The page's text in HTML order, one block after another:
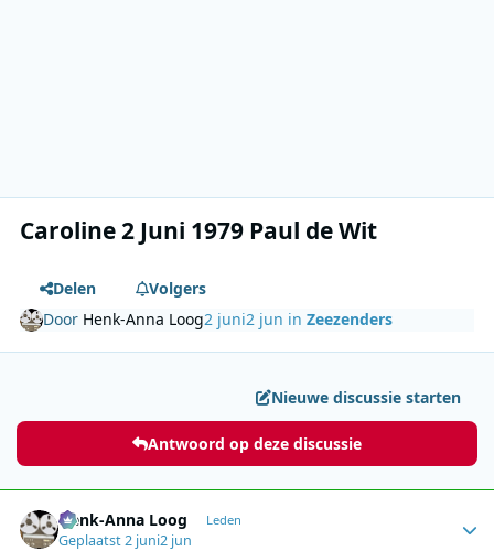
Caroline 2 Juni 1979 Paul de Wit
Delen
Volgers
Door Henk-Anna Loog2 juni2 jun inZeezenders
Nieuwe discussie starten
Antwoord op deze discussie
Henk-Anna Loog Leden
Geplaatst2 juni2 jun